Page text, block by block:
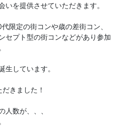
を提供させていただきます。
限定の街コンや歳の差街コン、
セプト型の街コンなどがあり参加
生しています。
きました！
人数が、、、